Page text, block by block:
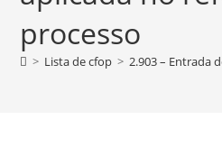
processo
> Lista de cfop > 2.903 – Entrada